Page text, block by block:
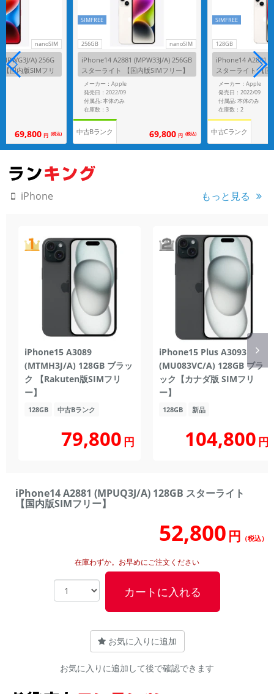
nanoSIM
A) 256G
【国内版SIMフリ
69,800 円 (税込)
256GB nanoSIM
SIMFREE
iPhone14 A2881 (MPW33J/A) 256GB
スターライト 【国内版SIMフリー】
メーカー：Apple
発売日：2022/09
付属品: 本体のみ
在庫数：3
中古Bランク 69,800 円 (税込)
128GB
SIMFREE
iPhone14 A2881
スターライト 【
メーカー：Apple
発売日：2022/09
付属品: 本体のみ
在庫数：2
中古Cランク
iPhone もっと見る
iPhone15 A3089
(MTMH3J/A) 128GB ブラッ
ク 【Rakuten版SIMフリ
ー】
128GB 中古Bランク
79,800円
iPhone15 Plus A3093
(MU083VC/A) 128GB ブラ
ック【カナダ版 SIMフリ
ー】
128GB 新品
104,800円
iPhone14 A2881 (MPUQ3J/A) 128GB スターライト
【国内版SIMフリー】
52,800 円 （税込）
在庫わずか。お早めにご注文ください
カートに入れる
お気に入りに追加
お気に入りに追加して後で確認できます